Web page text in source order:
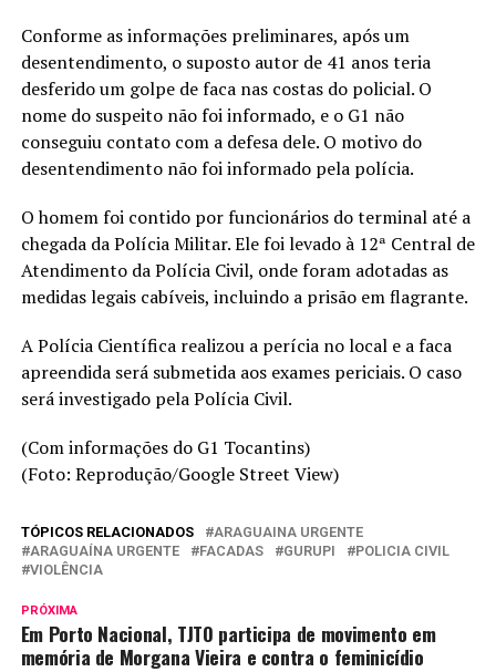
Conforme as informações preliminares, após um
desentendimento, o suposto autor de 41 anos teria
desferido um golpe de faca nas costas do policial. O
nome do suspeito não foi informado, e o G1 não
conseguiu contato com a defesa dele. O motivo do
desentendimento não foi informado pela polícia.
O homem foi contido por funcionários do terminal até a
chegada da Polícia Militar. Ele foi levado à 12ª Central de
Atendimento da Polícia Civil, onde foram adotadas as
medidas legais cabíveis, incluindo a prisão em flagrante.
A Polícia Científica realizou a perícia no local e a faca
apreendida será submetida aos exames periciais. O caso
será investigado pela Polícia Civil.
(Com informações do G1 Tocantins)
(Foto: Reprodução/Google Street View)
TÓPICOS RELACIONADOS
ARAGUAINA URGENTE
ARAGUAÍNA URGENTE
FACADAS GURUPI
POLICIA CIVIL
VIOLÊNCIA
PRÓXIMA
Em Porto Nacional, TJTO participa de movimento em
memória de Morgana Vieira e contra o feminicídio